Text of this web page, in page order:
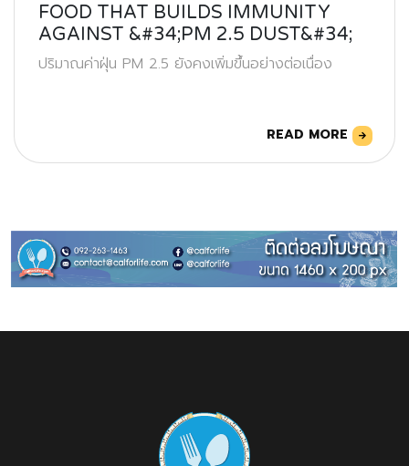
FOOD THAT BUILDS IMMUNITY
AGAINST &#34;PM 2.5 DUST&#34;
ปริมาณค่าฝุ่น PM 2.5 ยังคงเพิ่มขึ้นอย่างต่อเนื่อง
READ MORE